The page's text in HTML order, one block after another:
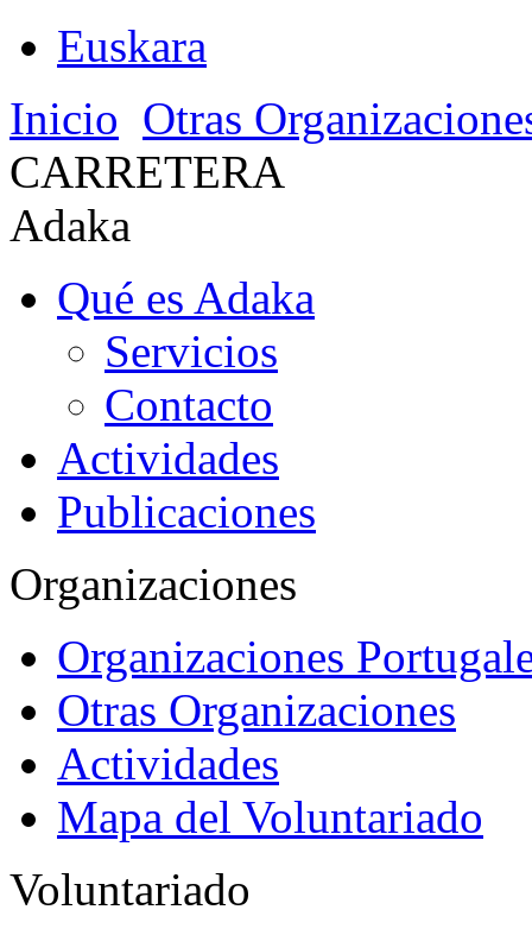
Euskara
Inicio Otras
CARRETERA
Adaka
Qué es Adaka
Servicios
Contacto
Actividades
Publicaciones
Organizaciones
Organizaciones
Otras Organizaciones
Actividades
Mapa del Voluntariado
Voluntariado